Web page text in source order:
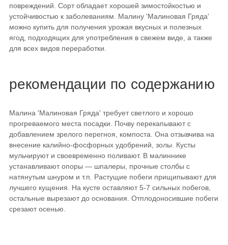
повреждений. Сорт обладает хорошей зимостойкостью и
устойчивостью к заболеваниям. Малину 'Малиновая Гряда'
можно купить для получения урожая вкусных и полезных
ягод, подходящих для употребления в свежем виде, а также
для всех видов переработки.
рекомендации по содержанию
Малина 'Малиновая Гряда' требует светлого и хорошо
прогреваемого места посадки. Почву перекапывают с
добавлением зрелого перегноя, компоста. Она отзывчива на
внесение калийно-фосфорных удобрений, золы. Кусты
мульчируют и своевременно поливают. В малиннике
устанавливают опоры — шпалеры, прочные столбы с
натянутым шнуром и т.п. Растущие побеги прищипывают для
лучшего кущения. На кусте оставляют 5-7 сильных побегов,
остальные вырезают до основания. Отплодоносившие побеги
срезают осенью.